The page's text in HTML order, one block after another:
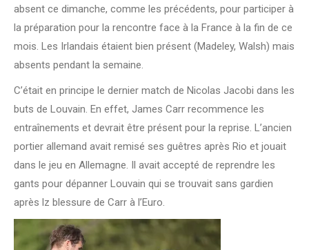
absent ce dimanche, comme les précédents, pour participer à
la préparation pour la rencontre face à la France à la fin de ce
mois. Les Irlandais étaient bien présent (Madeley, Walsh) mais
absents pendant la semaine.
C’était en principe le dernier match de Nicolas Jacobi dans les
buts de Louvain. En effet, James Carr recommence les
entraînements et devrait être présent pour la reprise. L’ancien
portier allemand avait remisé ses guêtres après Rio et jouait
dans le jeu en Allemagne. Il avait accepté de reprendre les
gants pour dépanner Louvain qui se trouvait sans gardien
après lz blessure de Carr à l’Euro.